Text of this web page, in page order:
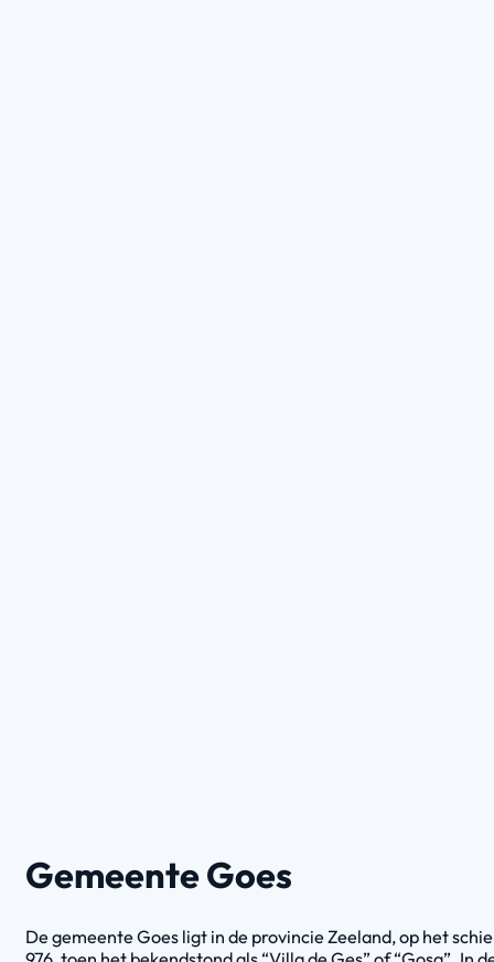
Gemeente Goes
De gemeente Goes ligt in de provincie Zeeland, op het